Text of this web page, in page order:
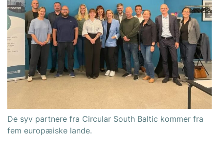
De syv partnere fra Circular South Baltic kommer fra
fem europæiske lande.